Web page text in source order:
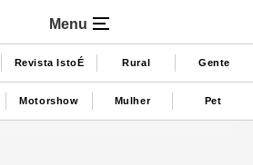
Menu
Revista IstoÉ Rural Gente
Motorshow Mulher Pet